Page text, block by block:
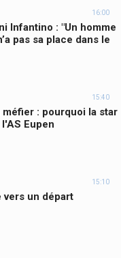
16:00
Infantino : "Un homme
pas sa place dans le
15:40
: pourquoi la star
Eupen
15:10
vers un départ